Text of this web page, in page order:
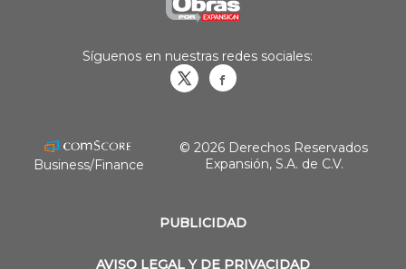
PUBLICIDAD
AVISO LEGAL Y DE PRIVACIDAD
Síguenos en nuestras redes sociales:
Business/Finance
© 2026 Derechos Reservados
Expansión, S.A. de C.V.